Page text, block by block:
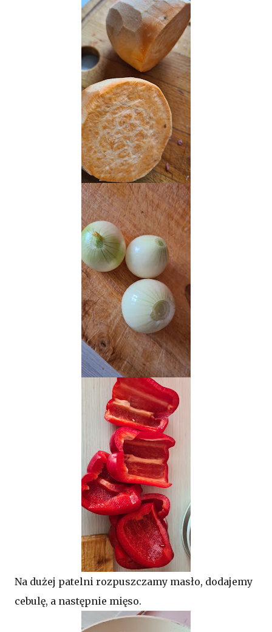
Na dużej patelni rozpuszczamy masło, dodajemy
cebulę, a następnie mięso.